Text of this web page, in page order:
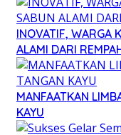
INOVATIF, WARGA
ALAMI DARI
MANFAATKAN
KAYU